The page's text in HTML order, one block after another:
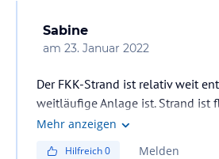
Sabine
am 23. Januar 2022
Der FKK-Strand ist relativ weit
weitläufige Anlage ist. Strand ist
Mehr anzeigen
Hilfreich0 Melden